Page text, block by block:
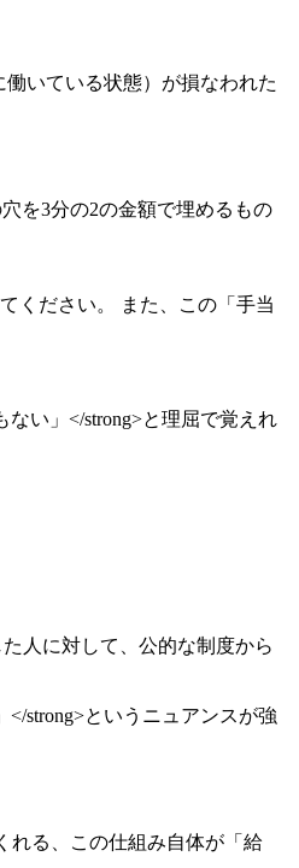
いている状態）が損なわれた
を3分の2の金額で埋めるもの
ください。 また、この「手当
い」</strong>と理屈で覚えれ
人に対して、公的な制度から
strong>というニュアンスが強
れる、この仕組み自体が「給